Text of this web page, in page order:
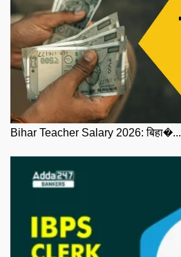
Bihar Teacher Salary 2026: बिहा�...